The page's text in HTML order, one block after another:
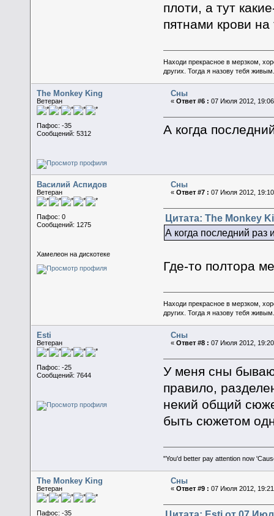
плоти, а тут
пятнами крови на
Находи прекрасное в мерзком,
других. Тогда я назову тебя живым.
The Monkey King
Ветеран
Пафос: -35
Сообщений: 5312
Сны
«Ответ #6 : 07 Июля 2012,
А когда
Василий Аспидов
Ветеран
Пафос: 0
Сообщений: 1275
Хамелеон на дискотеке
Сны
«Ответ #7 : 07 Июля 2012,
Цитата: The Monkey
А когда последний раз
Где-то полтора
Находи прекрасное в мерзком,
других. Тогда я назову тебя живым.
Esti
Ветеран
Пафос: -25
Сообщений: 7644
Сны
«Ответ #8 : 07 Июля 2012,
У меня сны
правило,
некий общий
быть сюжетом
"You'd better pay attention now
The Monkey King
Ветеран
Пафос: -35
Сны
«Ответ #9 : 07 Июля 2012,